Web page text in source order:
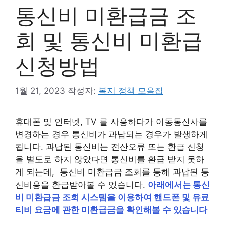
통신비 미환급금 조
회 및 통신비 미환급
신청방법
1월 21, 2023 작성자: 복지 정책 모음집
휴대폰 및 인터넷, TV 를 사용하다가 이동통신사를
변경하는 경우 통신비가 과납되는 경우가 발생하게
됩니다. 과납된 통신비는 전산오류 또는 환급 신청
을 별도로 하지 않았다면 통신비를 환급 받지 못하
게 되는데, 통신비 미환급금 조회를 통해 과납된 통
신비용을 환급받아볼 수 있습니다. 아래에서는 통신
비 미환급금 조회 시스템을 이용하여 핸드폰 및 유료
티비 요금에 관한 미환급금을 확인해볼 수 있습니다